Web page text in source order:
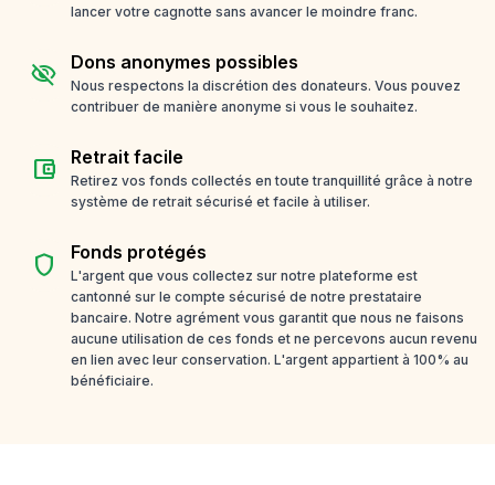
lancer votre cagnotte sans avancer le moindre franc.
visibility_off Dons anonymes possibles
Nous respectons la discrétion des donateurs. Vous pouvez
contribuer de manière anonyme si vous le souhaitez.
account_balance_wallet Retrait facile
Retirez vos fonds collectés en toute tranquillité grâce à notre
système de retrait sécurisé et facile à utiliser.
shield Fonds protégés
L'argent que vous collectez sur notre plateforme est
cantonné sur le compte sécurisé de notre prestataire
bancaire. Notre agrément vous garantit que nous ne faisons
aucune utilisation de ces fonds et ne percevons aucun revenu
en lien avec leur conservation. L'argent appartient à 100% au
bénéficiaire.